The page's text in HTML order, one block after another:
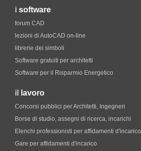
i software
forum CAD
lezioni di AutoCAD on-line
librerie dei simboli
Software gratuiti per architetti
Software per il Risparmio Energetico
il lavoro
Concorsi pubblici per Architetti, Ingegneri
Borse di studio, assegni di ricerca, incarichi
Elenchi professionisti per affidamenti d'incarico
Gare per affidamenti d'incarico